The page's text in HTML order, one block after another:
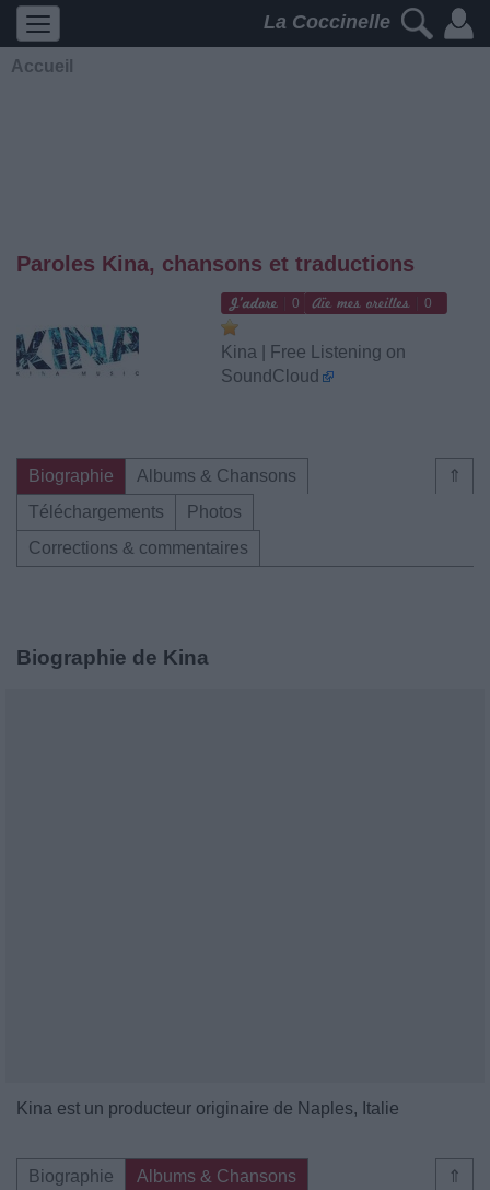
La Coccinelle
Accueil
Paroles Kina, chansons et traductions
0 0
Kina | Free Listening on
SoundCloud
⇑
Biographie
Albums & Chansons
Téléchargements
Photos
Corrections & commentaires
Biographie de Kina
Kina est un producteur originaire de Naples, Italie
⇑
Biographie
Albums & Chansons